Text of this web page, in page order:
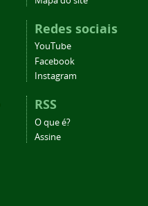
Redes sociais
YouTube
Facebook
Instagram
RSS
O que é?
Assine